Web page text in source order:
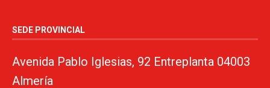
SEDE PROVINCIAL
Avenida Pablo Iglesias, 92 Entreplanta 04003
Almería